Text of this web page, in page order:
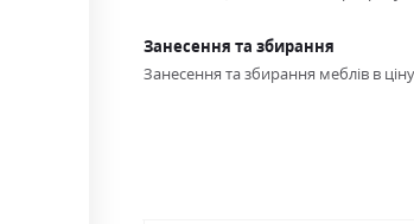
Занесення та збирання
Занесення та збирання меблів в